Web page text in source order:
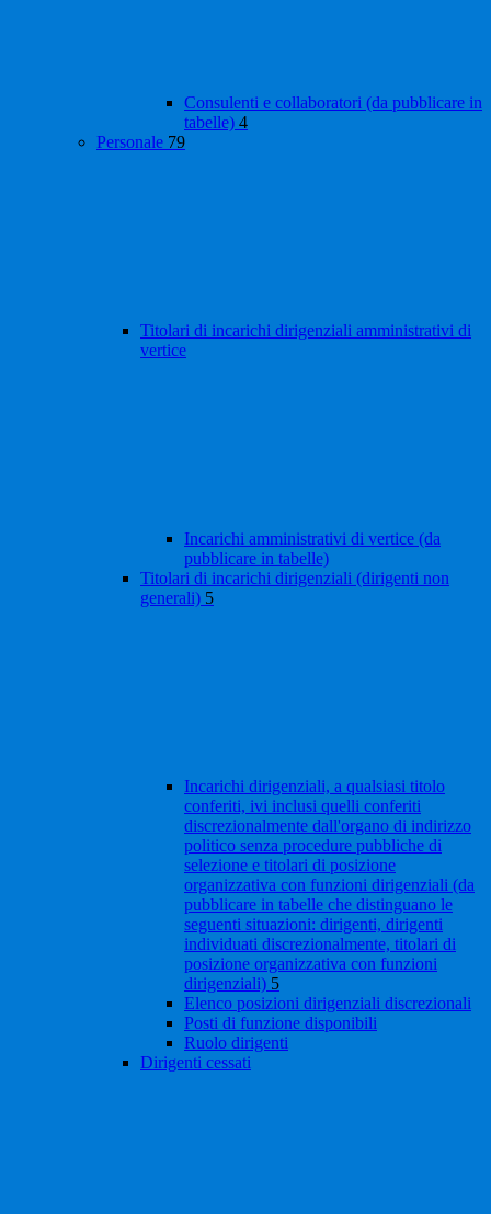
Consulenti e collaboratori (da pubblicare in
tabelle) 4
Personale 79
Titolari di incarichi dirigenziali amministrativi di
vertice
Incarichi amministrativi di vertice (da
pubblicare in tabelle)
Titolari di incarichi dirigenziali (dirigenti non
generali) 5
Incarichi dirigenziali, a qualsiasi titolo
conferiti, ivi inclusi quelli conferiti
discrezionalmente dall'organo di indirizzo
politico senza procedure pubbliche di
selezione e titolari di posizione
organizzativa con funzioni dirigenziali (da
pubblicare in tabelle che distinguano le
seguenti situazioni: dirigenti, dirigenti
individuati discrezionalmente, titolari di
posizione organizzativa con funzioni
dirigenziali) 5
Elenco posizioni dirigenziali discrezionali
Posti di funzione disponibili
Ruolo dirigenti
Dirigenti cessati